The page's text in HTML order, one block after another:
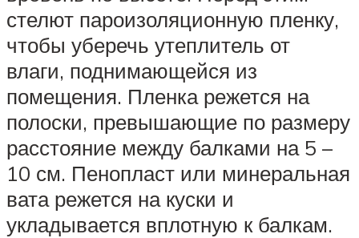
стелют пароизоляционную пленку,
чтобы уберечь утеплитель от
влаги, поднимающейся из
помещения. Пленка режется на
полоски, превышающие по размеру
расстояние между балками на 5 –
10 см. Пенопласт или минеральная
вата режется на куски и
укладывается вплотную к балкам.